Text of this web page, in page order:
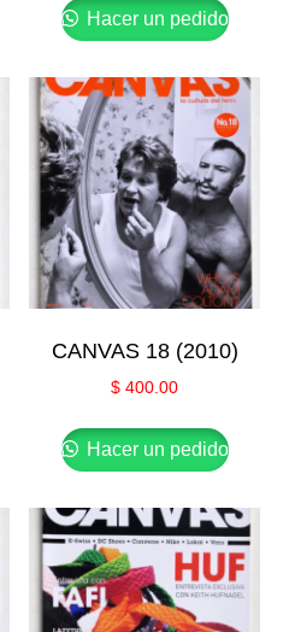
Hacer un pedido
CANVAS 18 (2010)
$ 400.00
Hacer un pedido